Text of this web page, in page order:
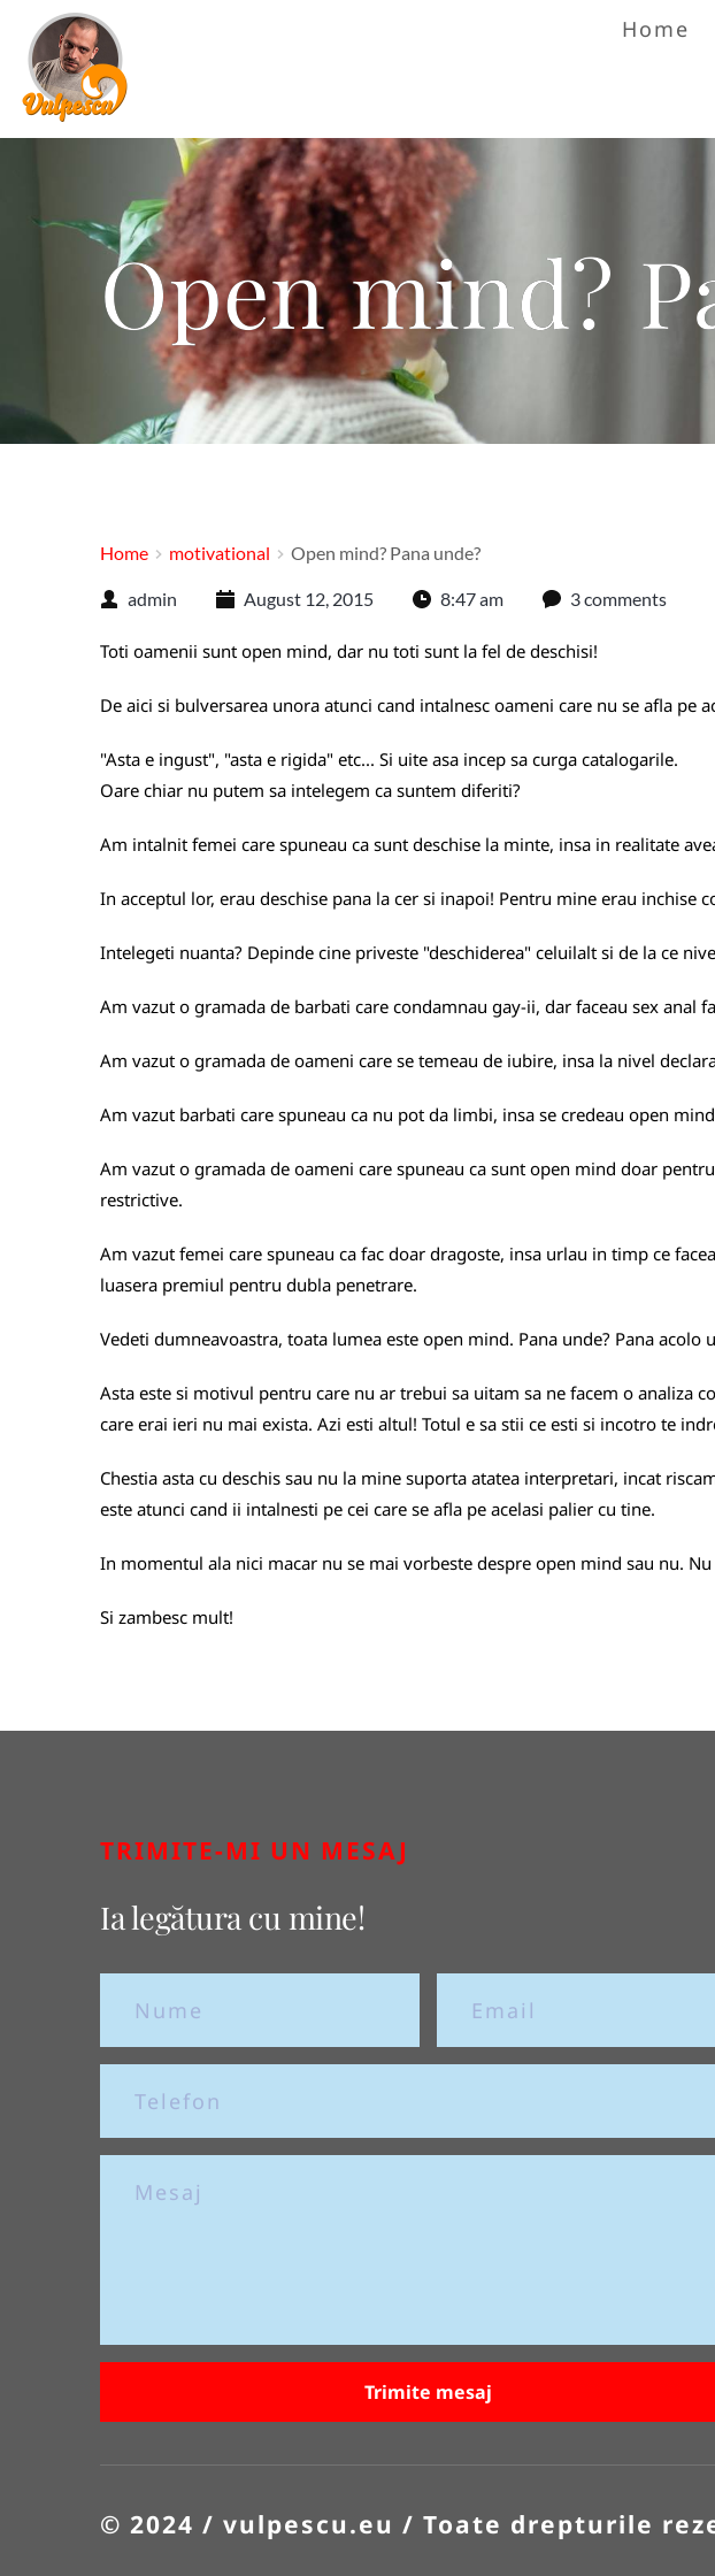
Home
Open mind?
Home motivational Open mind? Pana unde?
admin August 12, 2015 8:47 am 3 comments
Toti oamenii sunt open mind, dar nu toti sunt la fel de deschisi!
De aici si bulversarea unora atunci cand intalnesc oameni care nu se afla pe
"Asta e ingust", "asta e rigida" etc... Si uite asa incep sa curga catalogarile.
Oare chiar nu putem sa intelegem ca suntem diferiti?
Am intalnit femei care spuneau ca sunt deschise la minte, insa in realitate
In acceptul lor, erau deschise pana la cer si inapoi! Pentru mine erau inchise
Intelegeti nuanta? Depinde cine priveste "deschiderea" celuilalt si de la ce
Am vazut o gramada de barbati care condamnau gay-ii, dar faceau sex anal
Am vazut o gramada de oameni care se temeau de iubire, insa la nivel
Am vazut barbati care spuneau ca nu pot da limbi, insa se credeau open
Am vazut o gramada de oameni care spuneau ca sunt open mind doar
restrictive.
Am vazut femei care spuneau ca fac doar dragoste, insa urlau in timp ce
luasera premiul pentru dubla penetrare.
Vedeti dumneavoastra, toata lumea este open mind. Pana unde? Pana
Asta este si motivul pentru care nu ar trebui sa uitam sa ne facem o analiza
care erai ieri nu mai exista. Azi esti altul! Totul e sa stii ce esti si incotro te
Chestia asta cu deschis sau nu la mine suporta atatea interpretari, incat
este atunci cand ii intalnesti pe cei care se afla pe acelasi palier cu tine.
In momentul ala nici macar nu se mai vorbeste despre open mind sau nu.
Si zambesc mult!
TRIMITE-MI UN MESAJ
Ia legătura cu mine!
Trimite mesaj
© 2024 / vulpescu.eu / Toate drepturile